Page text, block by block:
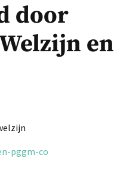
door
en
pggm-co